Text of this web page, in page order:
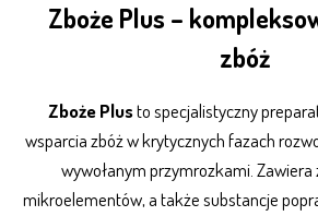
Zboże Plus –
zbóż
Zboże Plusto specjalistyczny
wsparcia zbóż w krytycznych fazach
wywołanym przymrozkami.
mikroelementów, a także substancje